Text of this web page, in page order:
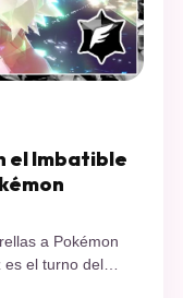
el Imbatible
a Pokémon
es el turno del
la mejor